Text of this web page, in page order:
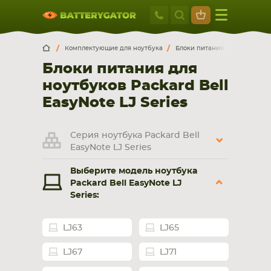
Москва
+7 495 414
Москва Санкт-Петербург
г. Москва, ул. Ткацкая, 5с3 (м. Семеновская)
5 мин. ходьбы от ст.м. “Семеновская”
+7 495 414 28 59
9:00-21:00
смартфона, планшета
Комплектующие для ноутбука Блоки питания для
Блоки питания для
ноутбуков Packard Bell
EasyNote LJ Series
Серия ноутбука Packard Bell
EasyNote LJ Series
Выберите модель ноутбука
Packard Bell EasyNote LJ
Series:
LJ63 LJ65
LJ67 LJ71